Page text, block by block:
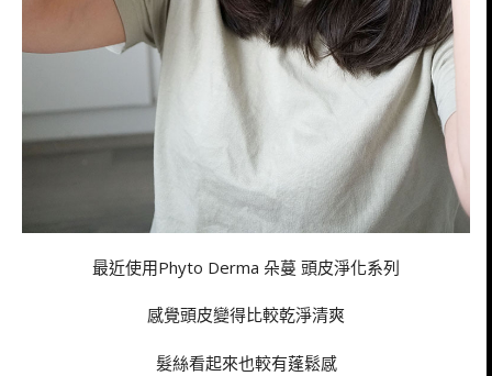
最近使用Phyto Derma 朵蔓 頭皮淨化系列
感覺頭皮變得比較乾淨清爽
髮絲看起來也較有蓬鬆感